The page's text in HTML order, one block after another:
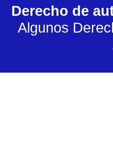
Derecho de
Algunos